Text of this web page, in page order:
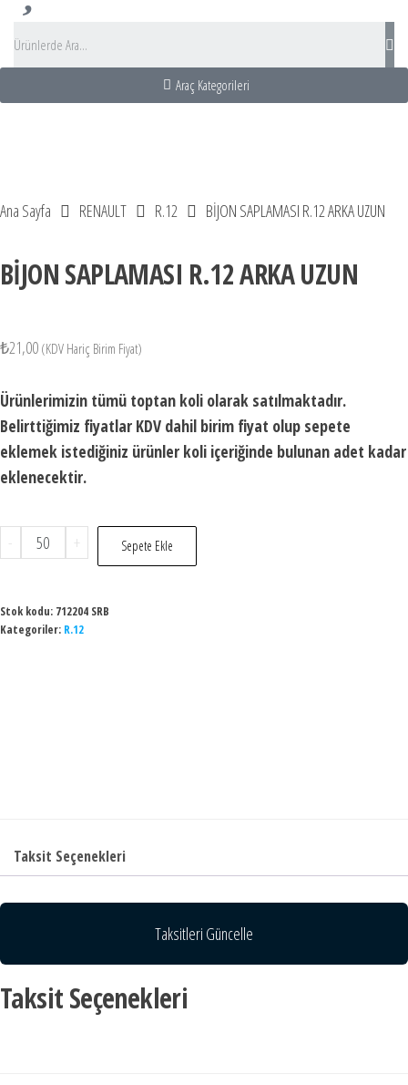
Araç Kategorileri
Ana Sayfa RENAULT R.12 BİJON SAPLAMASI R.12 ARKA UZUN
BİJON SAPLAMASI R.12 ARKA UZUN
₺21,00 (KDV Hariç Birim Fiyat)
Ürünlerimizin tümü toptan koli olarak satılmaktadır.
Belirttiğimiz fiyatlar KDV dahil birim fiyat olup sepete
eklemek istediğiniz ürünler koli içeriğinde bulunan adet kadar
eklenecektir.
- + Sepete Ekle
Stok kodu: 712204 SRB
Kategoriler: R.12
Taksit Seçenekleri
Taksitleri Güncelle
Taksit Seçenekleri